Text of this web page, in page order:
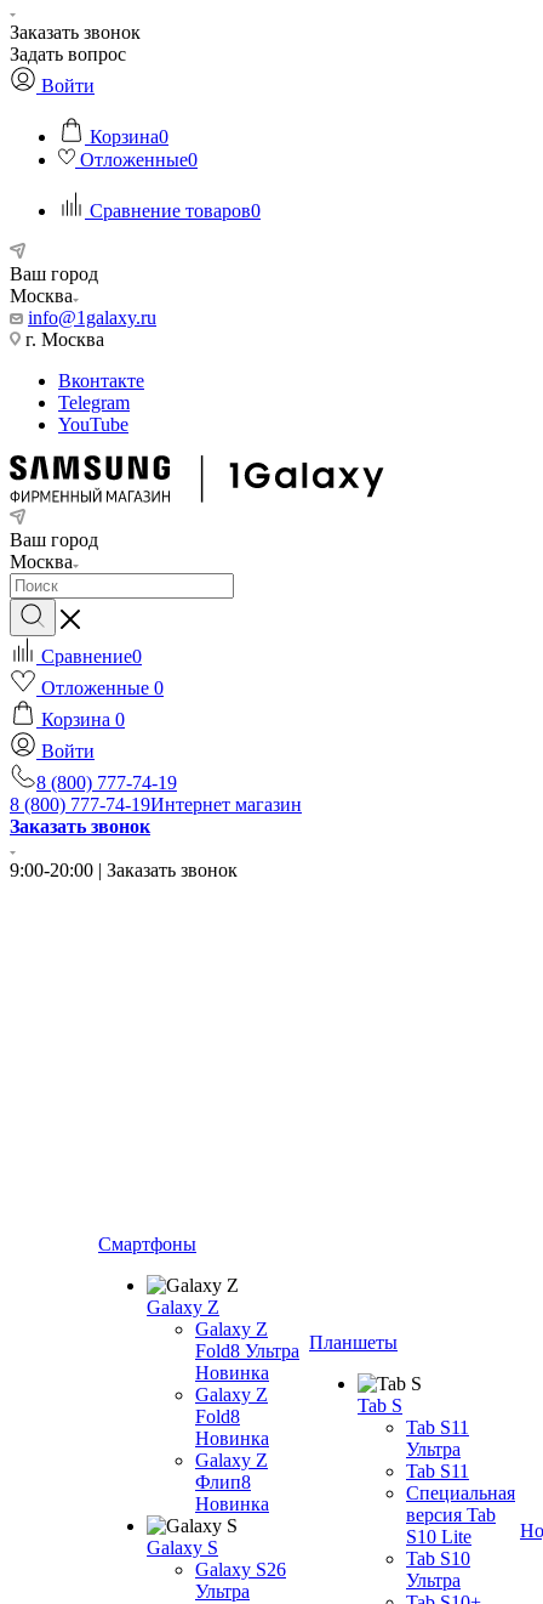
Заказать звонок
Задать вопрос
Войти
Корзина0
Отложенные0
Сравнение товаров0
Ваш город
Москва
info@1galaxy.ru
г. Москва
Вконтакте
Telegram
YouTube
Ваш город
Москва
Сравнение0
Отложенные 0
Корзина 0
Войти
8 (800) 777-74-19
8 (800) 777-74-19Интернет магазин
Заказать звонок
9:00-20:00 | Заказать звонок
Смартфоны
Galaxy Z
Galaxy Z
Fold8 Ультра
Новинка
Galaxy Z
Fold8
Новинка
Galaxy Z
Флип8
Новинка
Galaxy S
Galaxy S26
Ультра
Планшеты
Tab S
Tab S11
Ультра
Tab S11
Специальная
версия Tab
S10 Lite
Tab S10
Ультра